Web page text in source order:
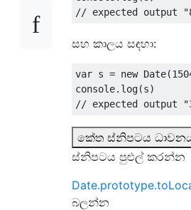
// expected output
සහ කාලය සඳහා:
var s = new Date(
console. log(s)
// expected output
කේත ස්නිපටය
ස්නිපටය පුළුල් කරන්න
බලන්න